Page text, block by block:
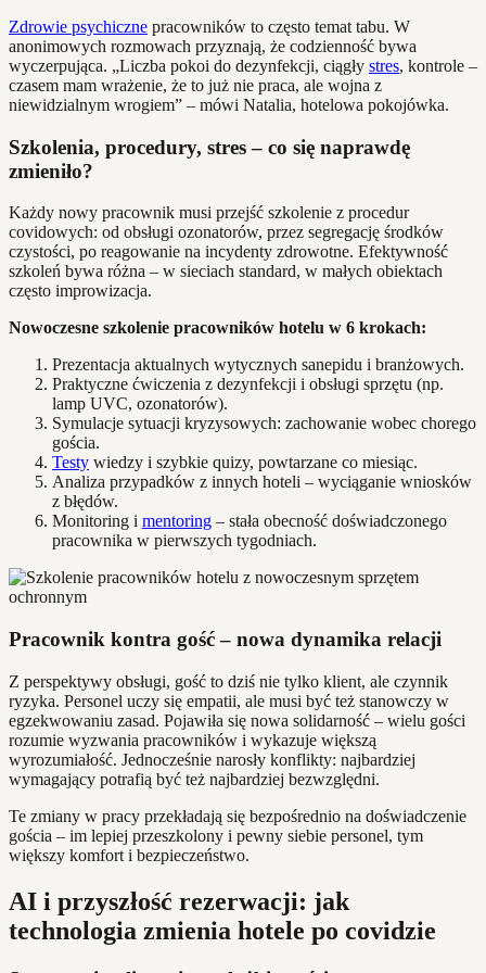
Zdrowie psychiczne pracowników to często temat tabu. W
anonimowych rozmowach przyznają, że codzienność bywa
wyczerpująca. „Liczba pokoi do dezynfekcji, ciągły stres, kontrole –
czasem mam wrażenie, że to już nie praca, ale wojna z
niewidzialnym wrogiem” – mówi Natalia, hotelowa pokojówka.
Szkolenia, procedury, stres – co się naprawdę
zmieniło?
Każdy nowy pracownik musi przejść szkolenie z procedur
covidowych: od obsługi ozonatorów, przez segregację środków
czystości, po reagowanie na incydenty zdrowotne. Efektywność
szkoleń bywa różna – w sieciach standard, w małych obiektach
często improwizacja.
Nowoczesne szkolenie pracowników hotelu w 6 krokach:
Prezentacja aktualnych wytycznych sanepidu i branżowych.
Praktyczne ćwiczenia z dezynfekcji i obsługi sprzętu (np.
lamp UVC, ozonatorów).
Symulacje sytuacji kryzysowych: zachowanie wobec chorego
gościa.
Testy wiedzy i szybkie quizy, powtarzane co miesiąc.
Analiza przypadków z innych hoteli – wyciąganie wniosków
z błędów.
Monitoring i mentoring – stała obecność doświadczonego
pracownika w pierwszych tygodniach.
Pracownik kontra gość – nowa dynamika relacji
Z perspektywy obsługi, gość to dziś nie tylko klient, ale czynnik
ryzyka. Personel uczy się empatii, ale musi być też stanowczy w
egzekwowaniu zasad. Pojawiła się nowa solidarność – wielu gości
rozumie wyzwania pracowników i wykazuje większą
wyrozumiałość. Jednocześnie narosły konflikty: najbardziej
wymagający potrafią być też najbardziej bezwzględni.
Te zmiany w pracy przekładają się bezpośrednio na doświadczenie
gościa – im lepiej przeszkolony i pewny siebie personel, tym
większy komfort i bezpieczeństwo.
AI i przyszłość rezerwacji: jak
technologia zmienia hotele po covidzie